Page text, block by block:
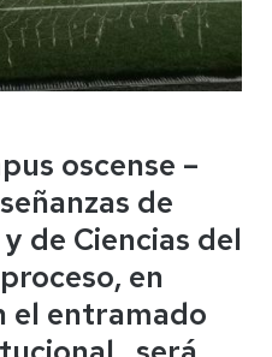
oscense –
de
de Ciencias del
en
el entramado